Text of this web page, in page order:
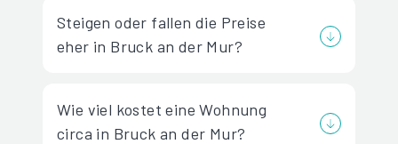
Steigen oder fallen die Preise
eher in Bruck an der Mur?
Wie viel kostet eine Wohnung
circa in Bruck an der Mur?